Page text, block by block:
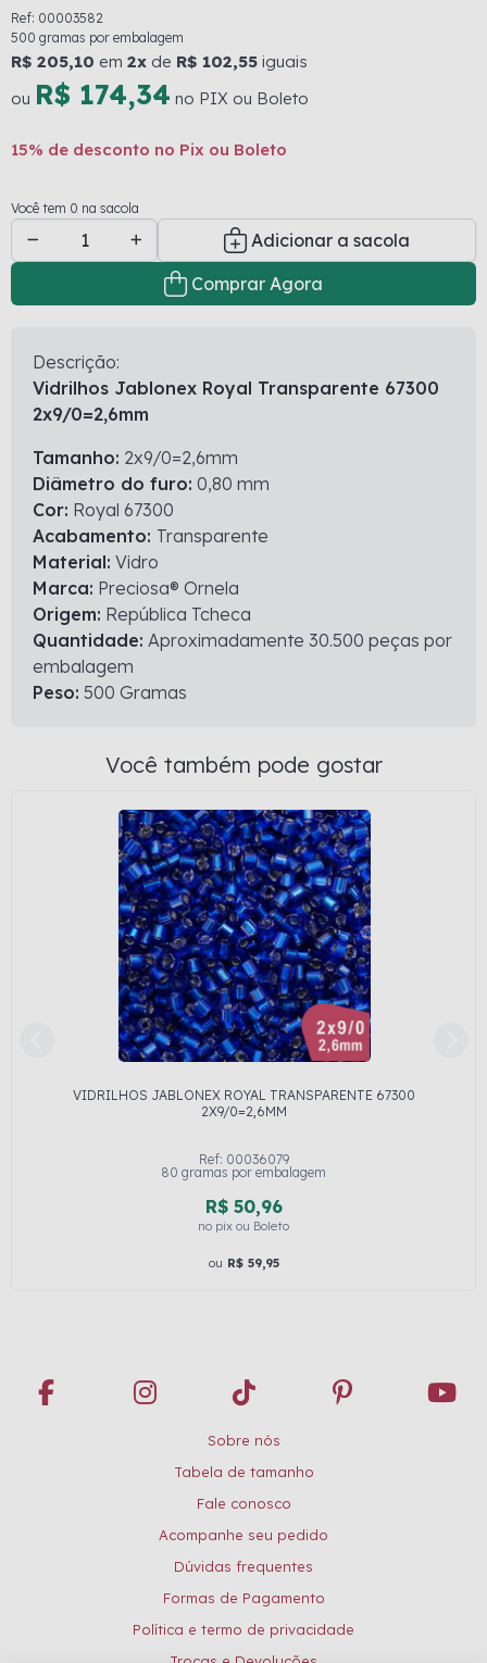
Ref: 00003582
500 gramas por embalagem
R$ 205,10 em 2x de R$ 102,55 iguais
ou R$ 174,34 no PIX ou Boleto
15% de desconto no Pix ou Boleto
Você tem 0 na sacola
Adicionar a sacola
Comprar Agora
Descrição:
Vidrilhos Jablonex Royal Transparente 67300
2x9/0=2,6mm
Tamanho: 2x9/0=2,6mm
Diâmetro do furo: 0,80 mm
Cor: Royal 67300
Acabamento: Transparente
Material: Vidro
Marca: Preciosa® Ornela
Origem: República Tcheca
Quantidade: Aproximadamente 30.500 peças por
embalagem
Peso: 500 Gramas
Você também pode gostar
VIDRILHOS JABLONEX ROYAL TRANSPARENTE 67300
2X9/0=2,6MM
Ref: 00036079
80 gramas por embalagem
R$ 50,96
no pix ou Boleto
ou R$ 59,95
Sobre nós
Tabela de tamanho
Fale conosco
Acompanhe seu pedido
Dúvidas frequentes
Formas de Pagamento
Política e termo de privacidade